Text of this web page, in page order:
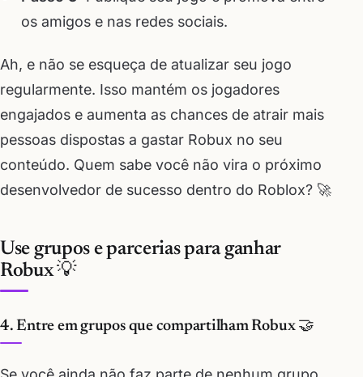
os amigos e nas redes sociais.
Ah, e não se esqueça de atualizar seu jogo
regularmente. Isso mantém os jogadores
engajados e aumenta as chances de atrair mais
pessoas dispostas a gastar Robux no seu
conteúdo. Quem sabe você não vira o próximo
desenvolvedor de sucesso dentro do Roblox? 🚀
Use grupos e parcerias para ganhar
Robux 💡
4. Entre em grupos que compartilham Robux 🤝